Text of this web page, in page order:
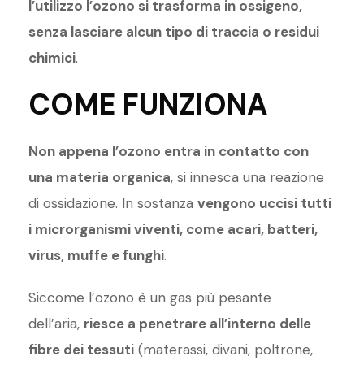
l’utilizzo l’ozono si trasforma in ossigeno,
senza lasciare alcun tipo di traccia o residui
chimici.
COME FUNZIONA
Non appena l’ozono entra in contatto con
una materia organica, si innesca una reazione
di ossidazione. In sostanza vengono uccisi tutti
i microrganismi viventi, come acari, batteri,
virus, muffe e funghi.
Siccome l’ozono è un gas più pesante
dell’aria, riesce a penetrare all’interno delle
fibre dei tessuti (materassi, divani, poltrone,